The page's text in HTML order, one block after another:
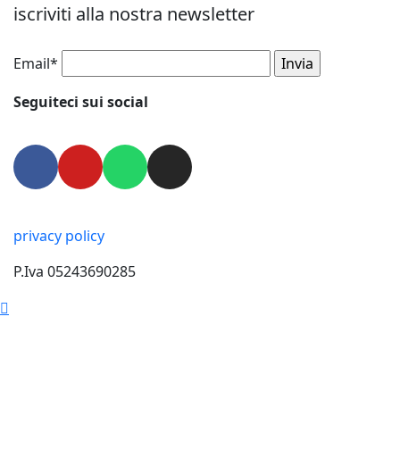
iscriviti alla nostra newsletter
Email*
Seguiteci sui social
privacy policy
P.Iva 05243690285